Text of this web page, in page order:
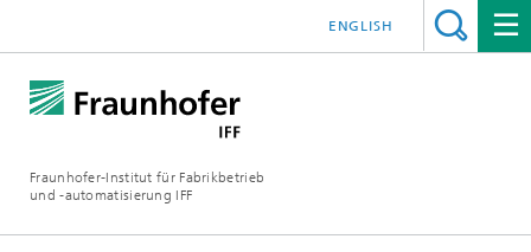
Fraunhofer-Institut für Fabrikbetrieb
und -automatisierung IFF
ENGLISH